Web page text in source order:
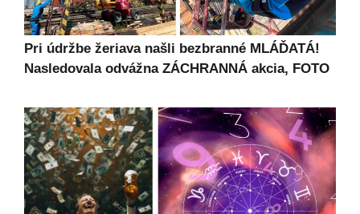
Pri údržbe žeriava našli bezbranné MLÁĎATÁ!
Nasledovala odvážna ZÁCHRANNÁ akcia, FOTO